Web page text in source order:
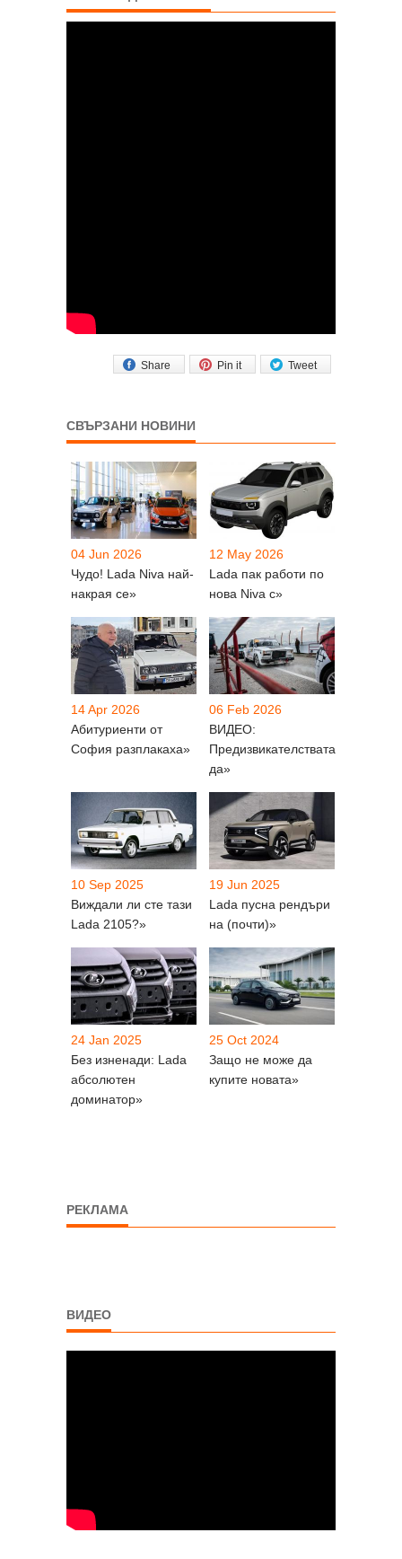
Tweet
Pin it
Share
СВЪРЗАНИ НОВИНИ
04 Jun 2026
Чудо! Lada Niva най-
накрая се»
12 May 2026
Lada пак работи по
нова Niva с»
14 Apr 2026
Абитуриенти от
София разплакаха»
06 Feb 2026
ВИДЕО:
Предизвикателствата
да»
10 Sep 2025
Виждали ли сте тази
Lada 2105?»
19 Jun 2025
Lada пусна рендъри
на (почти)»
24 Jan 2025
Без изненади: Lada
абсолютен
доминатор»
25 Oct 2024
Защо не може да
купите новата»
РЕКЛАМА
ВИДЕО